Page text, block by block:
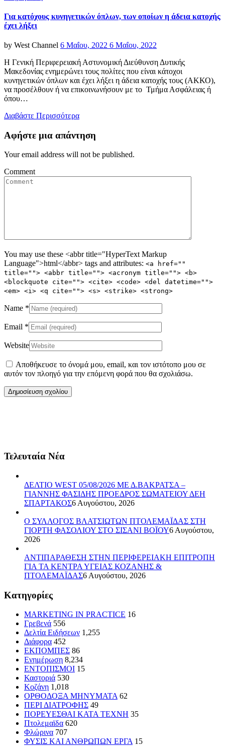
Για κατόχους κυνηγετικών όπλων, των οποίων η άδεια κατοχής
έχει λήξει
by West Channel Posted
6 Μαΐου, 2022 6 Μαΐου, 2022
Η Γενική Περιφερειακή Αστυνομική Διεύθυνση Δυτικής
Μακεδονίας ενημερώνει τους πολίτες που είναι κάτοχοι
κυνηγετικών όπλων και έχει λήξει η άδεια κατοχής τους (ΑΚΚΟ),
να προσέλθουν ή να επικοινωνήσουν με το Τμήμα Ασφάλειας ή
όπου…
Διαβάστε Περισσότερα
Αφήστε μια απάντηση
Your email address will not be published.
Comment
You may use these <abbr title="HyperText Markup
Language">html</abbr> tags and attributes: <a href=""
title=""> <abbr title=""> <acronym title=""> <b>
<blockquote cite=""> <cite> <code> <del datetime="">
<em> <i> <q cite=""> <s> <strike> <strong>
Name *
Email *
Website
Αποθήκευσε το όνομά μου, email, και τον ιστότοπο μου σε
αυτόν τον πλοηγό για την επόμενη φορά που θα σχολιάσω.
Τελευταία Νέα
ΔΕΛΤΙΟ WEST 05/08/2026 ΜΕ Δ.ΒΑΚΡΑΤΣΑ –
ΓΙΑΝΝΗΣ ΦΑΣΙΔΗΣ ΠΡΟΕΔΡΟΣ ΣΩΜΑΤΕΙΟΥ ΔΕΗ
ΣΠΑΡΤΑΚΟΣ6 Αυγούστου, 2026
Ο ΣΥΛΛΟΓΟΣ ΒΛΑΤΣΙΩΤΩΝ ΠΤΟΛΕΜΑΪΔΑΣ ΣΤΗ
ΓΙΟΡΤΗ ΦΑΣΟΛΙΟΥ ΣΤΟ ΣΙΣΑΝΙ ΒΟΪΟΥ6 Αυγούστου,
2026
ΑΝΤΙΠΑΡΑΘΕΣΗ ΣΤΗΝ ΠΕΡΙΦΕΡΕΙΑΚΗ ΕΠΙΤΡΟΠΗ
ΓΙΑ ΤΑ ΚΕΝΤΡΑ ΥΓΕΙΑΣ ΚΟΖΑΝΗΣ &
ΠΤΟΛΕΜΑΪΔΑΣ6 Αυγούστου, 2026
Kατηγορίες
MARKETING IN PRACTICE 16
Γρεβενά 556
Δελτία Ειδήσεων 1,255
Διάφορα 452
ΕΚΠΟΜΠΕΣ 86
Ενημέρωση 8,234
ΕΝΤΟΠΙΣΜΟΙ 15
Καστοριά 530
Κοζάνη 1,018
ΟΡΘΟΔΟΞΑ ΜΗΝΥΜΑΤΑ 62
ΠΕΡΙ ΔΙΑΤΡΟΦΗΣ 49
ΠΟΡΕΥΕΣΘΑΙ ΚΑΤΑ ΤΕΧΝΗ 35
Πτολεμαϊδα 620
Φλώρινα 707
ΦΥΣΙΣ ΚΑΙ ΑΝΘΡΩΠΩΝ ΕΡΓΑ 15